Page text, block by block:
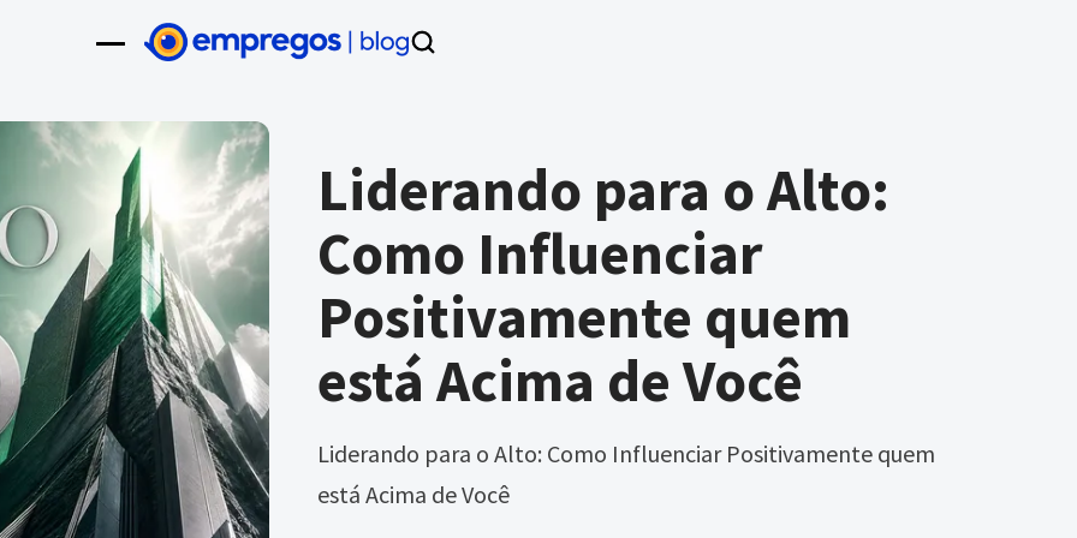
Liderando para o Alto:
Como Influenciar
Positivamente quem
está Acima de Você
Liderando para o Alto: Como Influenciar Positivamente quem
está Acima de Você